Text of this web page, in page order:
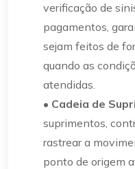
verificação de
pagamentos,
sejam feitos de
quando as
atendidas.
• Cadeia de
suprimentos,
rastrear a
ponto de origem